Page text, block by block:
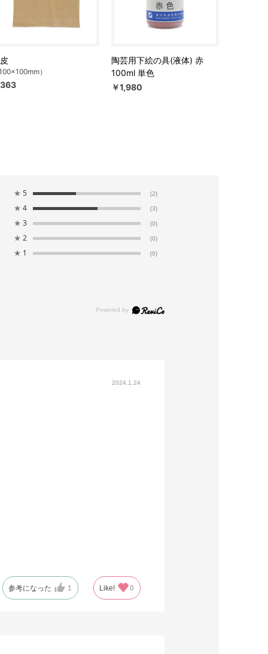
）
陶芸用下絵の具(液体) 赤
100ml 単色
￥1,980
★ 5 (2)
★ 4 (3)
★ 3 (0)
★ 2 (0)
★ 1 (0)
2024.1.24
参考になった 1 Like! 0